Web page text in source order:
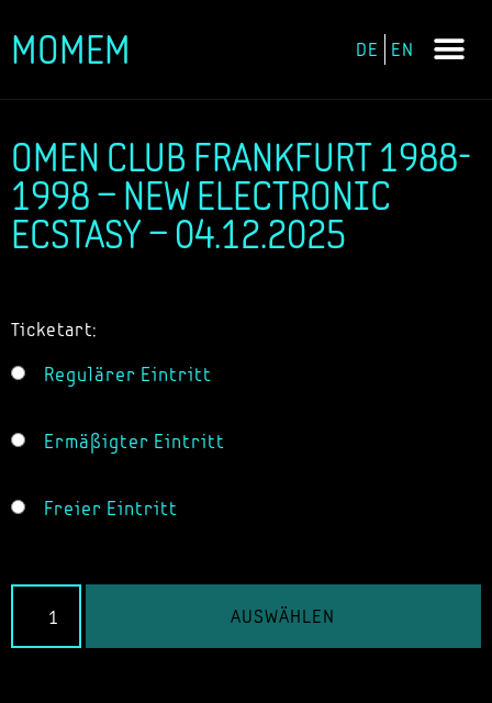
Zum
MOMEM DE EN
OMEN CLUB FRANKFURT 1988-
1998 – NEW ELECTRONIC
ECSTASY – 04.12.2025
Ticketart:
Regulärer Eintritt
Ermäßigter Eintritt
Freier Eintritt
AUSWÄHLEN